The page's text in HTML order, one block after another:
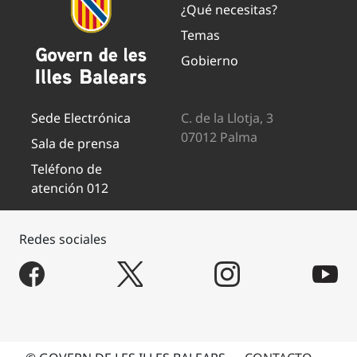
¿Qué necesitas?
Temas
Gobierno
Sede Electrónica
Sala de prensa
Teléfono de
atención 012
C. de la Llotja, 3
07012 Palma
Redes sociales